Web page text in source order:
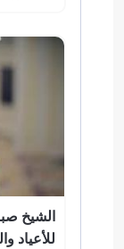
الشيخ
للأعياد